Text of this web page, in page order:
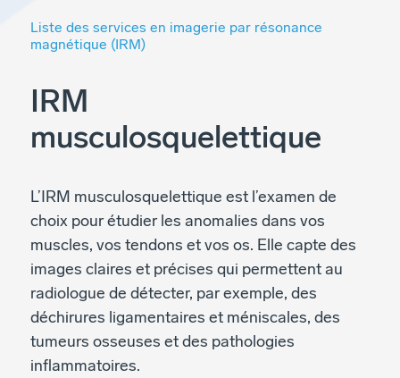
Liste des services en imagerie par résonance
magnétique (IRM)
IRM
musculosquelettique
L’IRM musculosquelettique est l’examen de
choix pour étudier les anomalies dans vos
muscles, vos tendons et vos os. Elle capte des
images claires et précises qui permettent au
radiologue de détecter, par exemple, des
déchirures ligamentaires et méniscales, des
tumeurs osseuses et des pathologies
inflammatoires.